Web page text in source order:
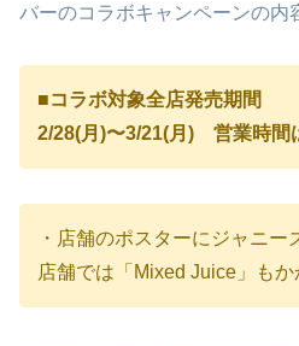
バーのコラボキャンペーンの内
■コラボ対象全店発売期間
2/28(月)〜3/21(月) 営業時間
・店舗のポスターにジャニー
店舗では「Mixed Juice」も